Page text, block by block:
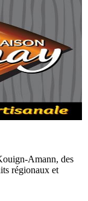
Amann, des
régionaux et